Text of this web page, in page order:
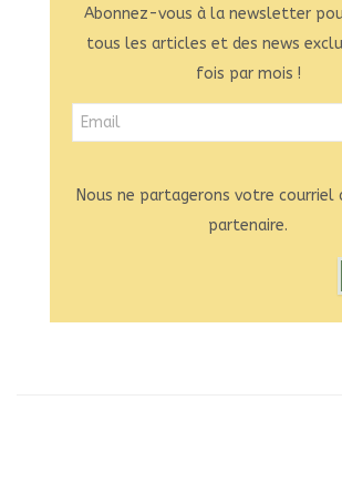
Abonnez-vous à la newsletter
tous les articles et des news
fois par mois !
Nous ne partagerons votre courriel
partenaire.